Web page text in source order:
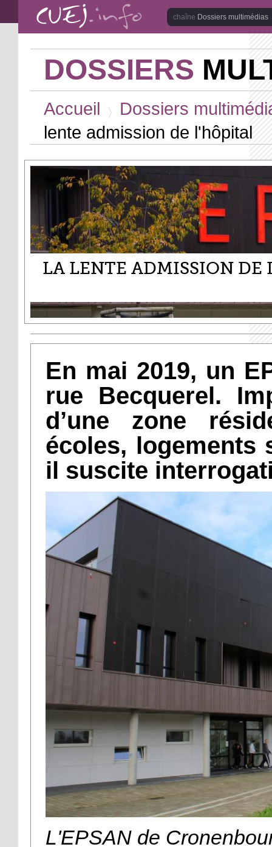
Aller au contenu principal
Dossiers multimédias
DOSSIERS
Accueil
Dossiers
lente admission de l'hôpital
LA LENTE ADMISSION DE
En mai 2019, un
rue Becquerel.
d’une zone
écoles, logements
il suscite
L'EPSAN de